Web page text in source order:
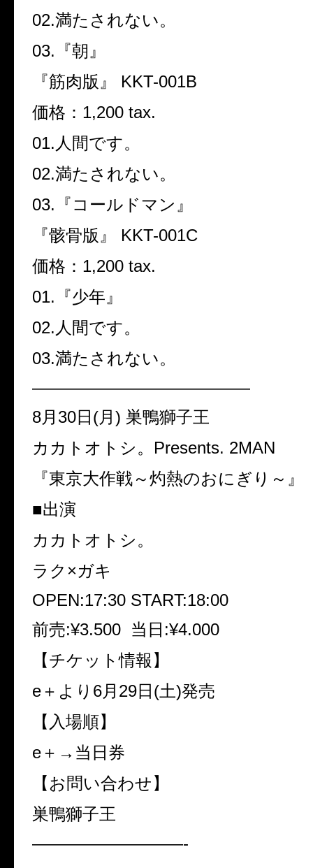
02.満たされない。
03. 『朝』
『筋肉版』
KKT-001B
価格： 1,200 tax.
01. 人間です。
02.満たされない。
03. 『コールドマン』
『骸骨版』
KKT-001C
価格： 1,200 tax.
01. 『少年』
02. 人間です。
03.満たされない。
—————————————
8月 30日 (月 ) 巣鴨獅子王
カカトオトシ。 Presents. 2MAN
『東京大作戦～灼熱のおにぎり～』
■出演
カカトオトシ。
ラク ×ガキ
OPEN:17:30 START:18:00
前売:¥3.500 当日 :¥4.000
【チケット情報】
e＋より 6月 29日 (土)発売
【入場順】
e＋→当日券
【お問い合わせ】
巣鴨獅子王
—————————-